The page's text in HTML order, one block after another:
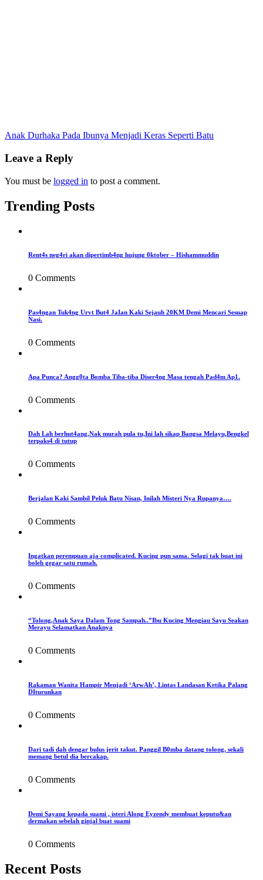
Post
navigation
Anak Durhaka Pada Ibunya Menjadi Keras Seperti Batu
Leave a Reply
You must be logged in to post a comment.
Trending Posts
Rent4s neg4ri akan dipertimb4ng hujung 0ktober – Hishammuddin
0 Comments
Pas4ngan Tuk4ng Urvt But4 JaIan Kaki Sejauh 20KM Demi Mencari Sesuap
Nasi.
0 Comments
Apa Punca? Angg0ta Bomba Tiba-tiba Diser4ng Masa tengah Pad4m Ap1.
0 Comments
Dah Lah berhut4ang,Nak murah pula tu,Ini lah sikap Bangsa Melayu,Bengkel
terpaks4 di tutup
0 Comments
Berjalan Kaki Sambil Peluk Batu Nisan, Inilah Misteri Nya Rupanya….
0 Comments
Ingatkan perempuan aja complicated. Kucing pun sama. Selagi tak buat ini
boleh gegar satu rumah.
0 Comments
“Tolong,Anak Saya Dalam Tong Sampah..”Ibu Kucing Mengiau Sayu Seakan
Merayu Selamatkan Anaknya
0 Comments
Rakaman Wanita Hampir Menjadi ‘ArwAh’, Lintas Landasan Ketika Palang
DIturunkan
0 Comments
Dari tadi dah dengar bulus jerit takut. Panggil B0mba datang tolong, sekali
memang betul dia bercakap.
0 Comments
Demi Sayang kepada suami , isteri Along Eyzendy membuat keputu&an
dermakan sebelah ginjal buat suami
0 Comments
Recent Posts